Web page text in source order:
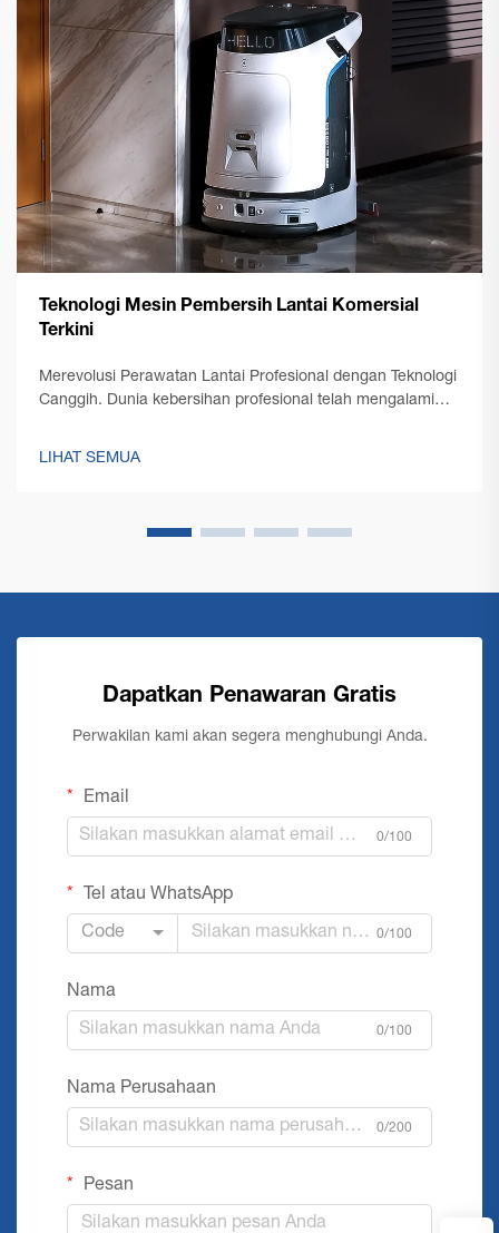
Teknologi Mesin Pembersih Lantai Komersial
Terkini
Merevolusi Perawatan Lantai Profesional dengan Teknologi
Canggih. Dunia kebersihan profesional telah mengalami
pembersih lantai komersial terkini. Seperti yang dikelola
LIHAT SEMUA
Dapatkan Penawaran Gratis
Perwakilan kami akan segera menghubungi Anda.
Email
0/100
Tel atau WhatsApp
Code 0/100
Nama
0/100
Nama Perusahaan
0/200
Pesan